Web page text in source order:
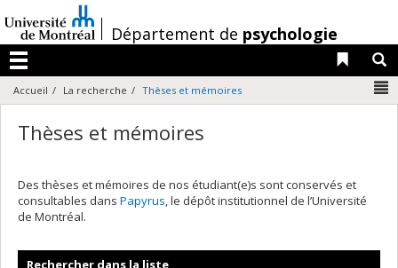
au
contenu
/Département de psychologie
Menu
Liens
Accueil La recherche Thèses et mémoires
Thèses et mémoires
Des thèses et mémoires de nos étudiant(e)s sont conservés et
consultables dans Papyrus, le dépôt institutionnel de l’Université
de Montréal.
Rechercher dans la liste